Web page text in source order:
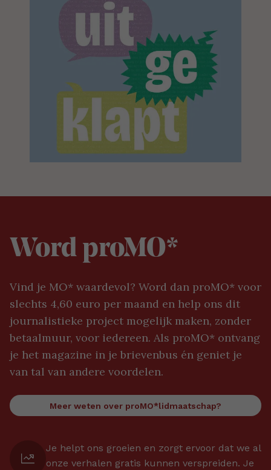
Word proMO*
Vind je MO* waardevol? Word dan proMO* voor
slechts 4,60 euro per maand en help ons dit
journalistieke project mogelijk maken, zonder
betaalmuur, voor iedereen. Als proMO* ontvang
je het magazine in je brievenbus én geniet je
van tal van andere voordelen.
Meer weten over proMO*lidmaatschap?
Je helpt ons groeien en zorgt ervoor dat we al
onze verhalen gratis kunnen verspreiden. Je